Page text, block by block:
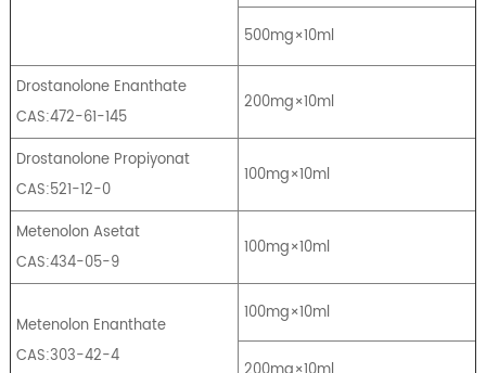
500mg×10ml
Drostanolone Enanthate
CAS:472-61-145
200mg×10ml
Drostanolone Propiyonat
CAS:521-12-0
100mg×10ml
Metenolon Asetat
CAS:434-05-9
100mg×10ml
Metenolon Enanthate
CAS:303-42-4
100mg×10ml